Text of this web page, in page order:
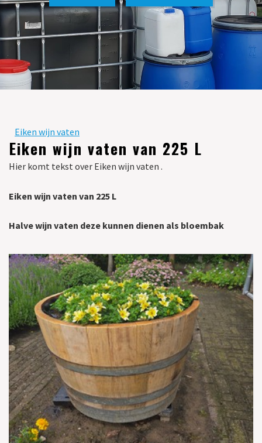
Eiken wijn vaten
Eiken wijn vaten van 225 L
Hier komt tekst over Eiken wijn vaten .
Eiken wijn vaten van 225 L
Halve wijn vaten deze kunnen dienen als bloembak